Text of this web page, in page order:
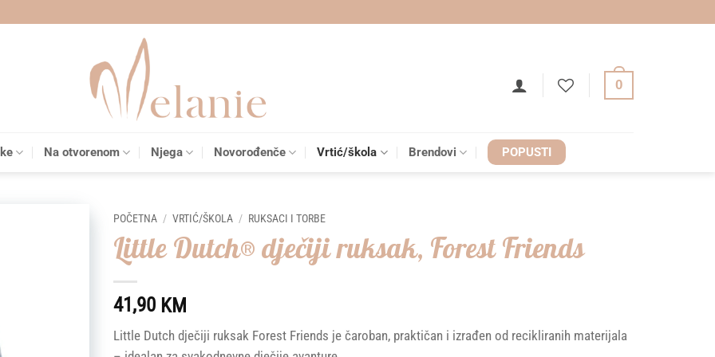
0
Na otvorenom Njega Novorođenče Vrtić/škola Brendovi POPUSTI
POČETNA / VRTIĆ/ŠKOLA / RUKSACI I TORBE
Little Dutch® dječiji ruksak, Forest Friends
41,90 KM
Little Dutch dječiji ruksak Forest Friends je čaroban, praktičan i izrađen od recikliranih materijala